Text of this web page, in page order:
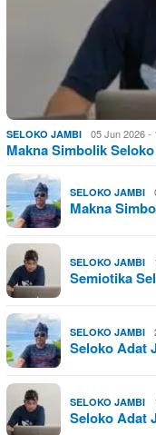
SELOKO JAMBI 05 Jun 2026 -
Makna Simbolik
SELOKO JAMBI
Makna
SELOKO JAMBI
Semiotika
SELOKO JAMBI
Seloko Adat
SELOKO JAMBI
Seloko Adat